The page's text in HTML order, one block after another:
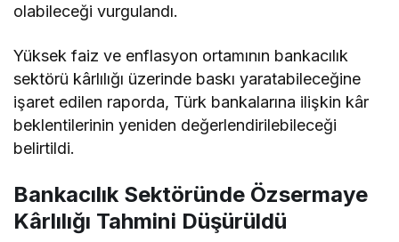
olabileceği vurgulandı.
Yüksek faiz ve enflasyon ortamının bankacılık
sektörü kârlılığı üzerinde baskı yaratabileceğine
işaret edilen raporda, Türk bankalarına ilişkin kâr
beklentilerinin yeniden değerlendirilebileceği
belirtildi.
Bankacılık Sektöründe Özsermaye
Kârlılığı Tahmini Düşürüldü